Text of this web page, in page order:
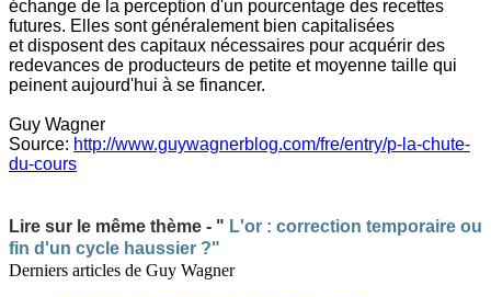
échange de la perception d'un pourcentage des recettes
futures. Elles sont généralement bien capitalisées
et disposent des capitaux nécessaires pour acquérir des
redevances de producteurs de petite et moyenne taille qui
peinent aujourd'hui à se financer.
Guy Wagner
Source: http://www.guywagnerblog.com/fre/entry/p-la-chute-
du-cours
Lire sur le même thème - " L'or : correction temporaire ou
fin d'un cycle haussier ?"
Derniers articles de Guy Wagner